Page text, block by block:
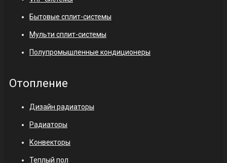
Бытовые сплит-системы
Мульти сплит-системы
Полупромышленные кондиционеры
Отопление
Дизайн радиаторы
Радиаторы
Конвекторы
Теплый пол